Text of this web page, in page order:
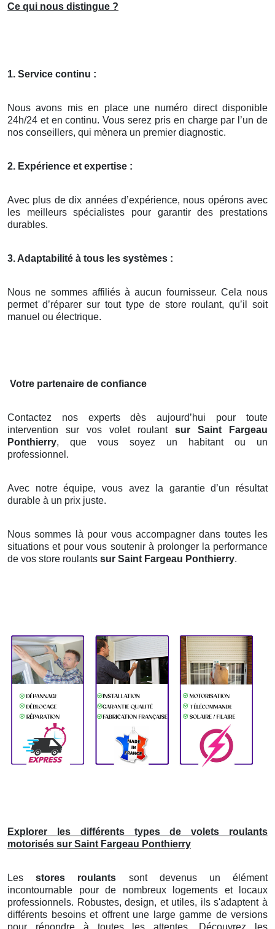
Ce qui nous distingue ?
1. Service continu :
Nous avons mis en place une numéro direct disponible
24h/24 et en continu. Vous serez pris en charge par l’un de
nos conseillers, qui mènera un premier diagnostic.
2. Expérience et expertise :
Avec plus de dix années d’expérience, nous opérons avec
les meilleurs spécialistes pour garantir des prestations
durables.
3. Adaptabilité à tous les systèmes :
Nous ne sommes affiliés à aucun fournisseur. Cela nous
permet d’réparer sur tout type de store roulant, qu’il soit
manuel ou électrique.
Votre partenaire de confiance
Contactez nos experts dès aujourd’hui pour toute
intervention sur vos volet roulant sur Saint Fargeau
Ponthierry, que vous soyez un habitant ou un
professionnel.
Avec notre équipe, vous avez la garantie d’un résultat
durable à un prix juste.
Nous sommes là pour vous accompagner dans toutes les
situations et pour vous soutenir à prolonger la performance
de vos store roulants sur Saint Fargeau Ponthierry.
Explorer les différents types de volets roulants
motorisés sur Saint Fargeau Ponthierry
Lesstores roulants sont devenus un élément
incontournable pour de nombreux logements et locaux
professionnels. Robustes, design, et utiles, ils s'adaptent à
différents besoins et offrent une large gamme de versions
pour répondre à toutes les attentes. Découvrez les